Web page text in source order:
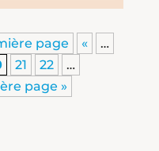
page «
…
21 22
…
page »